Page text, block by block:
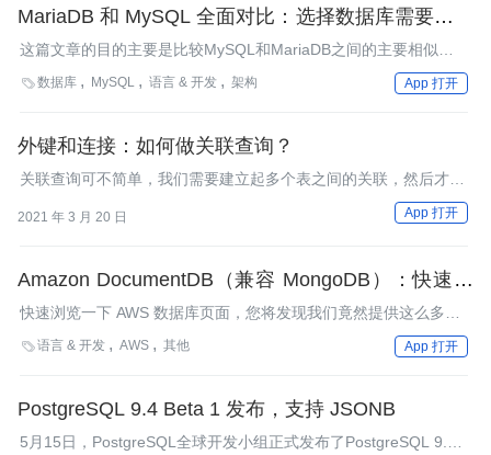
MariaDB 和 MySQL 全面对比：选择数据库需要考虑
这几点
这篇文章的目的主要是比较MySQL和MariaDB之间的主要相似点
和不同点。我们将从性能、安全性和主要功能方面对这两个数据库
展开对比，并列出在选择数据库时需要考虑的重要事项。
数据库 MySQL 语言 & 开发 架构 App 打开
外键和连接：如何做关联查询？
关联查询可不简单，我们需要建立起多个表之间的关联，然后才能
2021 年 3 月 20 日 App 打开
Amazon DocumentDB（兼容 MongoDB）：快速、
可扩展、高度可用
快速浏览一下 AWS 数据库页面，您将发现我们竟然提供这么多种
类的数据库，每种都专为满足特定的需求而构建！
语言 & 开发 AWS 其他 App 打开
PostgreSQL 9.4 Beta 1 发布，支持 JSONB
5月15日，PostgreSQL全球开发小组正式发布了PostgreSQL 9.4